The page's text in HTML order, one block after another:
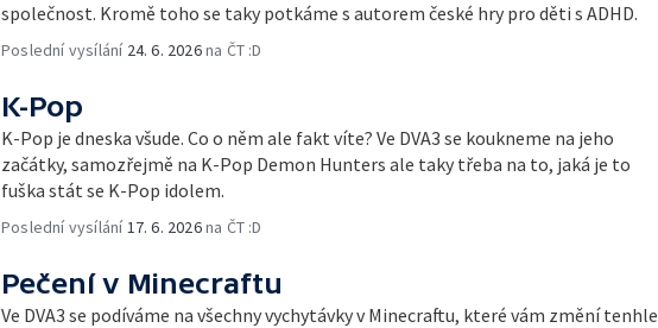
společnost. Kromě toho se taky potkáme s autorem české hry pro děti s ADHD.
Poslední vysílání 24. 6. 2026na ČT :D
K-Pop
K-Pop je dneska všude. Co o něm ale fakt víte? Ve DVA3 se koukneme na jeho
začátky, samozřejmě na K-Pop Demon Hunters ale taky třeba na to, jaká je to
fuška stát se K-Pop idolem.
Poslední vysílání17. 6. 2026na ČT :D
Pečení v Minecraftu
Ve DVA3 se podíváme na všechny vychytávky v Minecraftu, které vám změní tenhle